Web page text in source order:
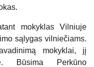
mokyklas Vilniuje
sąlygas vilniečiams.
mokyklai, jį
Būsima Perkūno